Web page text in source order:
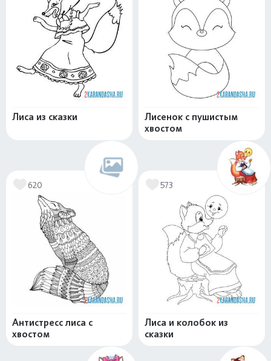
Лиса из сказки
Лисенок с пушистым
хвостом
620
Антистресс лиса с
хвостом
573
Лиса и колобок из
сказки